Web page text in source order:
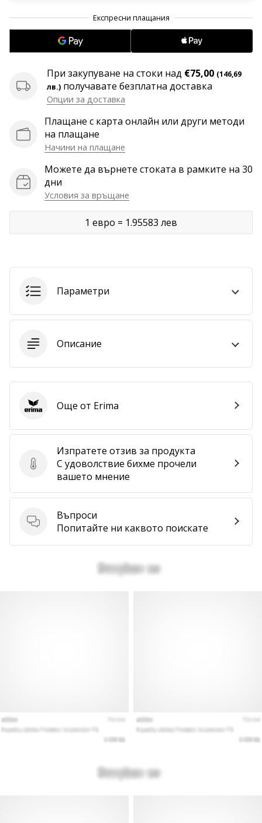
или
дискусионен
Накарайте
да
генерират
приходи.
Покажи
всички
статии
При закупуване на стоки над €75,00 (146,69
лв.) получавате безплатна доставка
Опции за доставка
Плащане с карта онлайн или други методи
на плащане
Начини на плащане
Можете да върнете стоката в рамките на 30
дни
Условия за връщане
1 евро = 1.95583 лев
Параметри
Описание
Изпратете отзив за продукта
Изпратете отзив за продукта
С удоволствие бихме прочели
вашето мнение
Въпроси
Въпроси
Попитайте ни каквото поискате
ErimaОще от Erima